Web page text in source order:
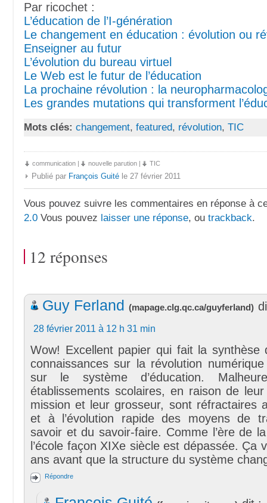
Par ricochet :
L’éducation de l’I-génération
Le changement en éducation : évolution ou
Enseigner au futur
L’évolution du bureau virtuel
Le Web est le futur de l’éducation
La prochaine révolution : la
Les grandes mutations qui transforment
Mots clés: changement, featured, révolution, TIC
communication | nouvelle parution | TIC
Publié par François Guité le 27 février 2011
Vous pouvez suivre les commentaires en réponse à
2.0 Vous pouvez laisser une réponse, ou trackback.
12 réponses
Guy Ferland (mapage.clg.qc.ca/guyferland)
28 février 2011 à 12 h 31 min
Wow! Excellent papier qui fait la synthèse
connaissances sur la révolution
sur le système d’éducation.
établissements scolaires, en raison de
mission et leur grosseur, sont réfractaires
et à l’évolution rapide des moyens de
savoir et du savoir-faire. Comme l’ère de
l’école façon XIXe siècle est dépassée. Ça
ans avant que la structure du système
Répondre